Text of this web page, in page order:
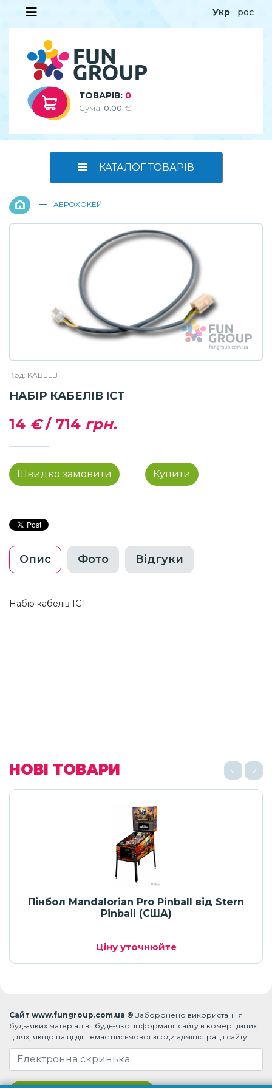
Укр рос
ТОВАРІВ: 0
Сума: 0.00 €.
КАТАЛОГ ТОВАРІВ
— АЕРОХОКЕЙ
Код: KABELB
НАБІР КАБЕЛІВ ICT
14 €/ 714 грн.
Швидко замовити Купити
Опис Фото Відгуки
Набір кабелів ICT
НОВІ ТОВАРИ
Пінбол Mandalorian Pro Pinball від Stern
Pinball (США)
Ціну уточнюйте
Сайт www.fungroup.com.ua ©Заборонено використання
будь-яких матеріалів і будь-якої інформації сайту в комерційних
цілях, якщо на ці дії немає письмової згоди адміністрації сайту.